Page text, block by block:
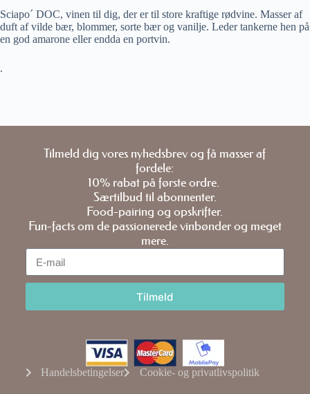
Sciapo´ DOC, vinen til dig, der er til store kraftige rødvine. Masser af
duft af vilde bær, blommer, sorte bær og vanilje. Leder tankerne hen på
en god amarone eller endda en portvin.
.
Tilmeld dig vores nyhedsbrev og få masser af
fordele:
10% rabat på første ordre.
Særtilbud til abonnenter.
Food-pairing og opskrifter.
Fun-facts om de passionerede vinbønder og meget
mere.
Tilmeld
Handelsbetingelser Cookie- og privatlivspolitik